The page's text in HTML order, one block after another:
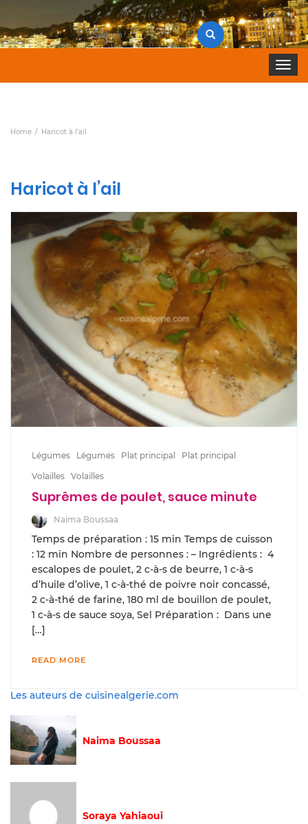
Search
for:
Toggle
Home Haricot à l’ail
Haricot à l’ail
Légumes Légumes Plat principal
Plat principal
Volailles Volailles
Suprêmes de poulet, sauce minute
Naima Boussaa
Temps de préparation : 15 min Temps de cuisson
: 12 min Nombre de personnes : – Ingrédients : 4
escalopes de poulet, 2 c-à-s de beurre, 1 c-à-s
d’huile d’olive, 1 c-à-thé de poivre noir concassé,
2 c-à-thé de farine, 180 ml de bouillon de poulet,
1 c-à-s de sauce soya, Sel Préparation : Dans une
[…]
READ MORE
Les auteurs de cuisinealgerie.com
Naima Boussaa
Soraya Yahiaoui